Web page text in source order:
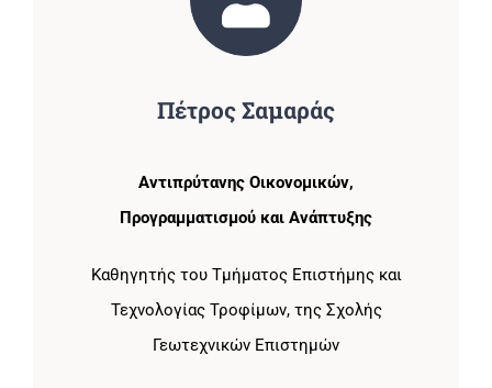
Πέτρος Σαμαράς
Αντιπρύτανης Οικονομικών,
Προγραμματισμού και Ανάπτυξης
Καθηγητής του Τμήματος Επιστήμης και
Τεχνολογίας Τροφίμων, της Σχολής
Γεωτεχνικών Επιστημών